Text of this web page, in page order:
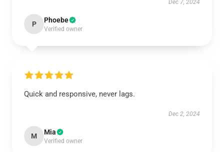
Dec 7, 2024
P Phoebe
Verified owner
Quick and responsive, never lags.
Dec 2, 2024
M Mia
Verified owner